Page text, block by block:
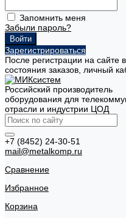
Запомнить меня
Забыли пароль?
Зарегистрироваться
После регистрации на сайте
состояния заказов, личный
Российский производитель
оборудования для
отрасли и индустрии ЦОД
+7 (8452) 24-30-51
mail@metalkomp.ru
Сравнение
Избранное
Корзина